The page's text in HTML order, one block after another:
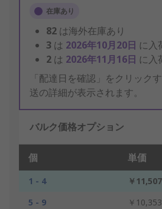
在庫あり
82 は海外在庫あり
3 は 2026年10月20日 に入
2 は 2026年11月16日 に入
「配達日を確認」をクリック
送の詳細が表示されます。
バルク価格オプション
個 単価
1 - 4
￥11,507
5 - 9
￥10,353